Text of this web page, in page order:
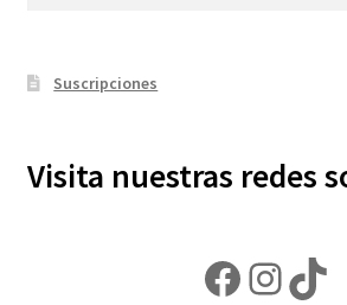
Suscripciones
Visita nuestras redes
Facebook